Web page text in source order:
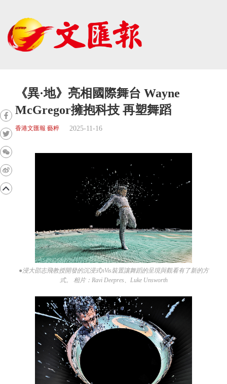
《異·地》亮相國際舞台 Wayne
McGregor擁抱科技 再塑舞蹈
香港文匯報 藝粹 2025-11-16
●浸大邵志飛教授開發的沉浸式nVis裝置讓舞蹈的呈現與觀看有了新的方
式。 相片：Ravi Deepres、Luke Unsworth